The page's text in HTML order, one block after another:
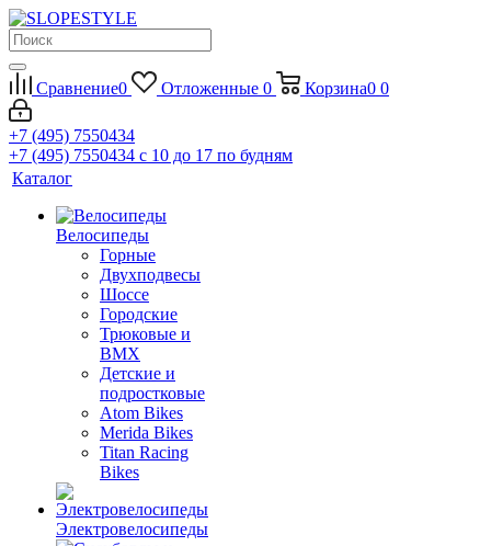
Сравнение0 Отложенные 0 Корзина0 0
+7 (495) 7550434
+7 (495) 7550434 с 10 до 17 по будням
Каталог
Велосипеды
Горные
Двухподвесы
Шоссе
Городские
Трюковые и
BMX
Детские и
подростковые
Atom Bikes
Merida Bikes
Titan Racing
Bikes
Электровелосипеды